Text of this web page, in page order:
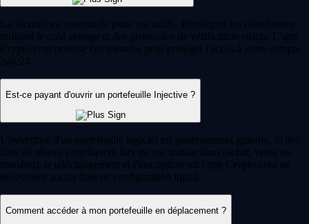
La sécurité est essentielle pour vos actifs. Privilégiez les plateformes
utilisant le cold storage et des protocoles de vérification stricts. L'app
Crypto.com priorise ces mesures pour protéger l'accès à votre compte
24h/24.
Est-ce payant d'ouvrir un portefeuille Injective ?
L'ouverture d'un portefeuille logiciel est généralement gratuite. Si des
frais de réseau s'appliquent lors de vos transactions (achat, vente ou
transfert), le téléchargement et l'inscription sur l'app Crypto.com ne
nécessitent aucun frais de configuration initial.
Comment accéder à mon portefeuille en déplacement ?